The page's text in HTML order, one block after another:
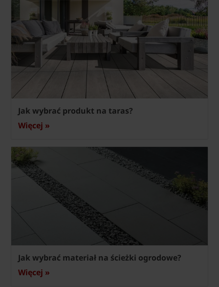
Jak wybrać produkt na taras?
Więcej »
Jak wybrać materiał na ścieżki ogrodowe?
Więcej »